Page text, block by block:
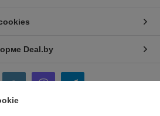
Deal.by